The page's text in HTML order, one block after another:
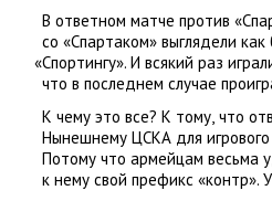
В ответном матче против «
со «Спартаком» выглядели
«Спортингу». И всякий раз
что в последнем случае
К чему это все? К тому, что
Нынешнему ЦСКА для
Потому что армейцам весьма
к нему свой префикс «контр».